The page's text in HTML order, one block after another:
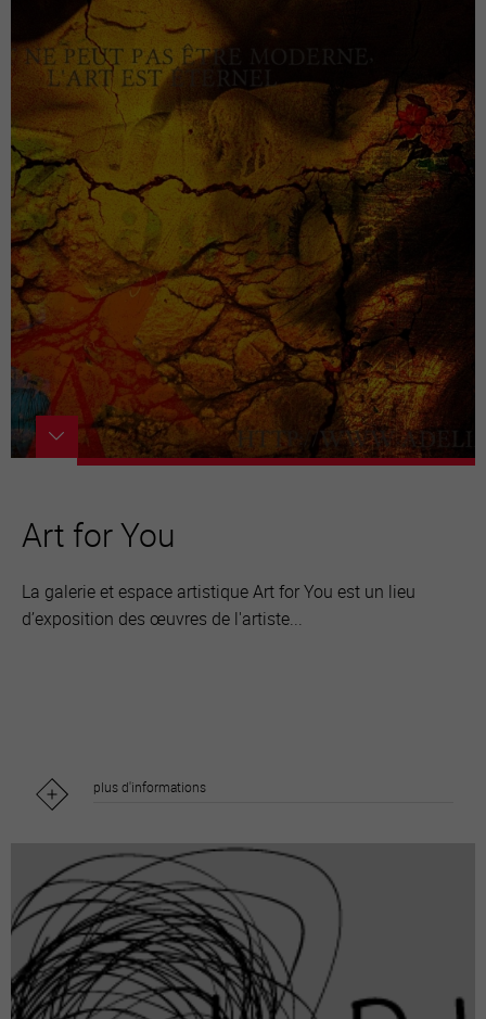
Art for You
La galerie et espace artistique Art for You est un lieu
d’exposition des œuvres de l'artiste...
plus d'informations